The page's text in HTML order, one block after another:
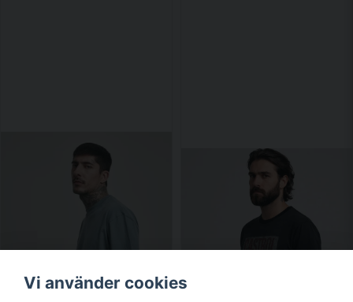
Vi använder cookies